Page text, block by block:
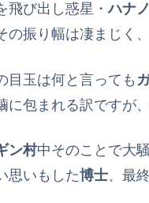
飛び出し惑星・ハナ
の振り幅は凄まじく
目玉は何と言っても
に包まれる訳ですが、
ン村中そのことで大
思いもした博士、最